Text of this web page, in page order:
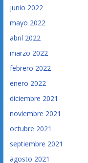
junio 2022
mayo 2022
abril 2022
marzo 2022
febrero 2022
enero 2022
diciembre 2021
noviembre 2021
octubre 2021
septiembre 2021
agosto 2021